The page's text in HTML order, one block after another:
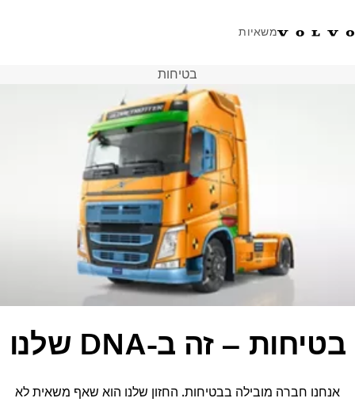
משאיות
התחבר לאזור אישי
בטיחות
בטיחות – זה ב-DNA שלנו
אנחנו חברה מובילה בבטיחות. החזון שלנו הוא שאף משאית לא